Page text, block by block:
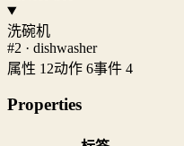
洗碗机
#2 · dishwasher
属性 12动作 6事件 4
Properties